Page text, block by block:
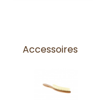
Accessoires